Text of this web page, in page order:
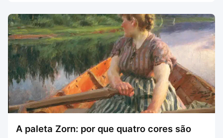
A paleta Zorn: por que quatro cores são